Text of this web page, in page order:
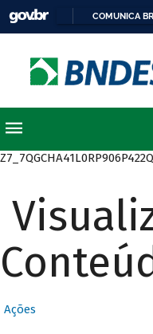
COMUNICA BR
Ações